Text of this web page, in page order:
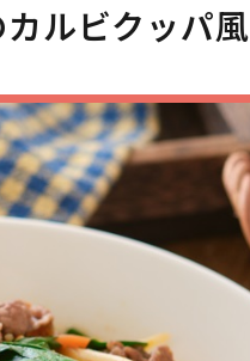
ルビクッパ風